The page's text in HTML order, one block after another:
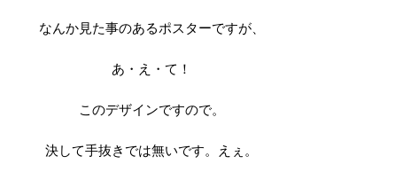
なんか見た事のあるポスターですが、
あ・え・て！
このデザインですので。
決して手抜きでは無いです。えぇ。